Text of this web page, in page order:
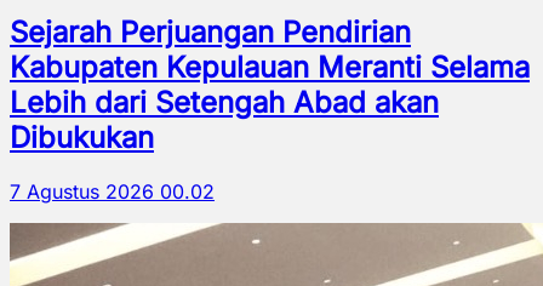
Sejarah Perjuangan Pendirian
Kabupaten Kepulauan Meranti Selama
Lebih dari Setengah Abad akan
Dibukukan
7 Agustus 2026 00.02